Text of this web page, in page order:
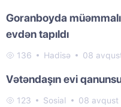
Goranboyda
evdən tapıldı
136 Hadisə 08
Vətəndaşın evi
123 Sosial 08 avqust